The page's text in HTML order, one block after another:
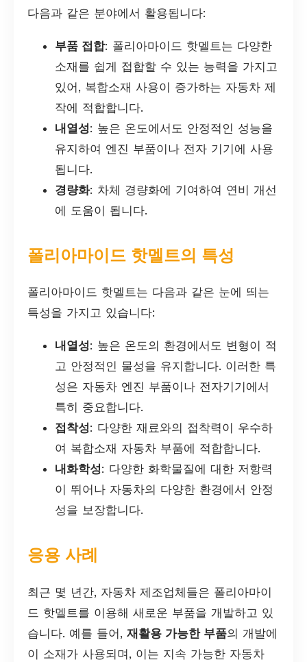
다음과 같은 분야에서 활용됩니다:
부품 접합: 폴리아마이드 핫멜트는 다양한
소재를 쉽게 접합할 수 있는 능력을 가지고
있어, 복합소재 사용이 증가하는 자동차 제
작에 적합합니다.
내열성: 높은 온도에서도 안정적인 성능을
유지하여 엔진 부품이나 전자 기기에 사용
됩니다.
경량화: 차체 경량화에 기여하여 연비 개선
에 도움이 됩니다.
폴리아마이드 핫멜트의 특성
폴리아마이드 핫멜트는 다음과 같은 눈에 띄는
특성을 가지고 있습니다:
내열성: 높은 온도의 환경에서도 변형이 적
고 안정적인 물성을 유지합니다. 이러한 특
성은 자동차 엔진 부품이나 전자기기에서
특히 중요합니다.
접착성: 다양한 재료와의 접착력이 우수하
여 복합소재 자동차 부품에 적합합니다.
내화학성: 다양한 화학물질에 대한 저항력
이 뛰어나 자동차의 다양한 환경에서 안정
성을 보장합니다.
응용 사례
최근 몇 년간, 자동차 제조업체들은 폴리아마이
드 핫멜트를 이용해 새로운 부품을 개발하고 있
습니다. 예를 들어, 재활용 가능한 부품의 개발에
이 소재가 사용되며, 이는 지속 가능한 자동차